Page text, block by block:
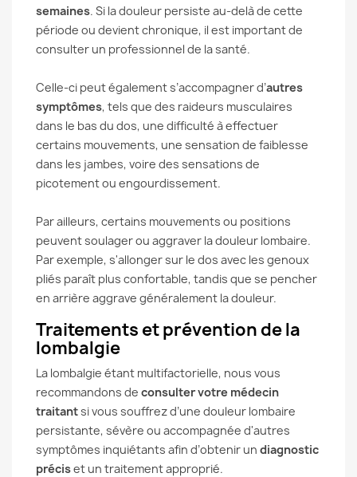
semaines. Si la douleur persiste au-delà de cette
période ou devient chronique, il est important de
consulter un professionnel de la santé.
Celle-ci peut également s’accompagner d’autres
symptômes, tels que des raideurs musculaires
dans le bas du dos, une difficulté à effectuer
certains mouvements, une sensation de faiblesse
dans les jambes, voire des sensations de
picotement ou engourdissement.
Par ailleurs, certains mouvements ou positions
peuvent soulager ou aggraver la douleur lombaire.
Par exemple, s'allonger sur le dos avec les genoux
pliés paraît plus confortable, tandis que se pencher
en arrière aggrave généralement la douleur.
Traitements et prévention de la
lombalgie
La lombalgie étant multifactorielle, nous vous
recommandons de consulter votre médecin
traitantsi vous souffrez d’une douleur lombaire
persistante, sévère ou accompagnée d'autres
symptômes inquiétants afin d’obtenir un diagnostic
préciset un traitement approprié.